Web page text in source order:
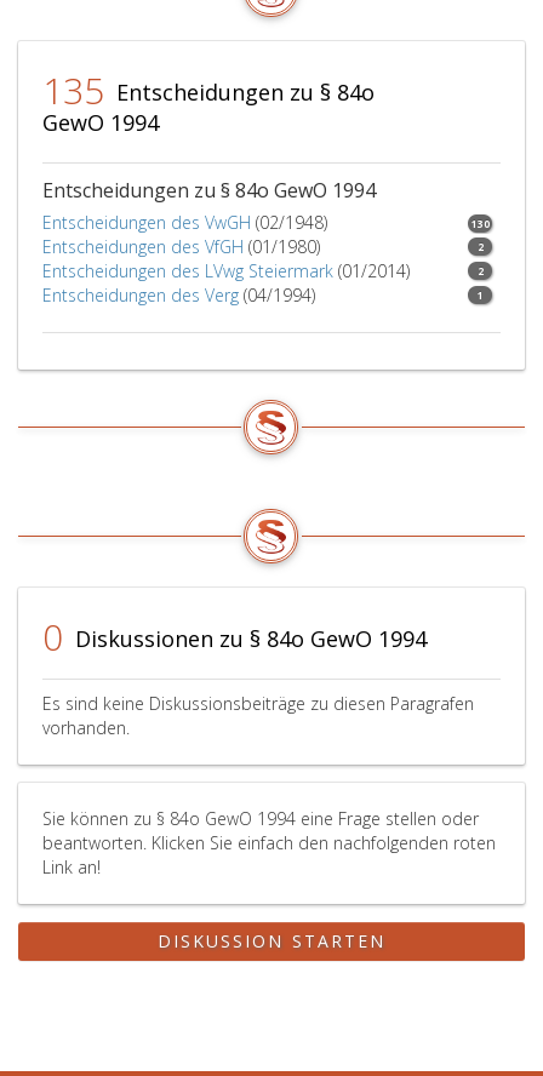
sind
nicht
Für
die
Übermittlung
der
ergänzten
bzw.
2,
2,
(für
des
Paragraph
84
e,
Ziffer
2,
135 Entscheidungen zu § 84o
GewO 1994
Entscheidungen zu § 84o GewO 1994
Entscheidungen des VwGH (02/1948) 130
Entscheidungen des VfGH (01/1980) 2
Entscheidungen des LVwg Steiermark (01/2014) 2
Entscheidungen des Verg (04/1994) 1
0 Diskussionen zu § 84o GewO 1994
Es sind keine Diskussionsbeiträge zu diesen Paragrafen
vorhanden.
Sie können zu § 84o GewO 1994 eine Frage stellen oder
beantworten. Klicken Sie einfach den nachfolgenden roten
Link an!
DISKUSSION STARTEN